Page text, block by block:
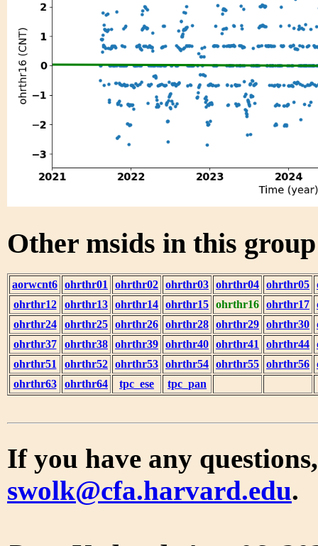
Other msids in this
aorwcnt6 ohrthr01 ohrthr02 ohrthr03 ohrthr04 ohrthr05
ohrthr12
ohrthr13 ohrthr14 ohrthr15 ohrthr16 ohrthr17
ohrthr24
ohrthr25 ohrthr26 ohrthr28 ohrthr29 ohrthr30
ohrthr37
ohrthr38 ohrthr39 ohrthr40 ohrthr41 ohrthr44
ohrthr51
ohrthr52 ohrthr53 ohrthr54 ohrthr55 ohrthr56
ohrthr63
ohrthr64 tpc_ese tpc_pan
If you have any
swolk@cfa.harvard.edu.